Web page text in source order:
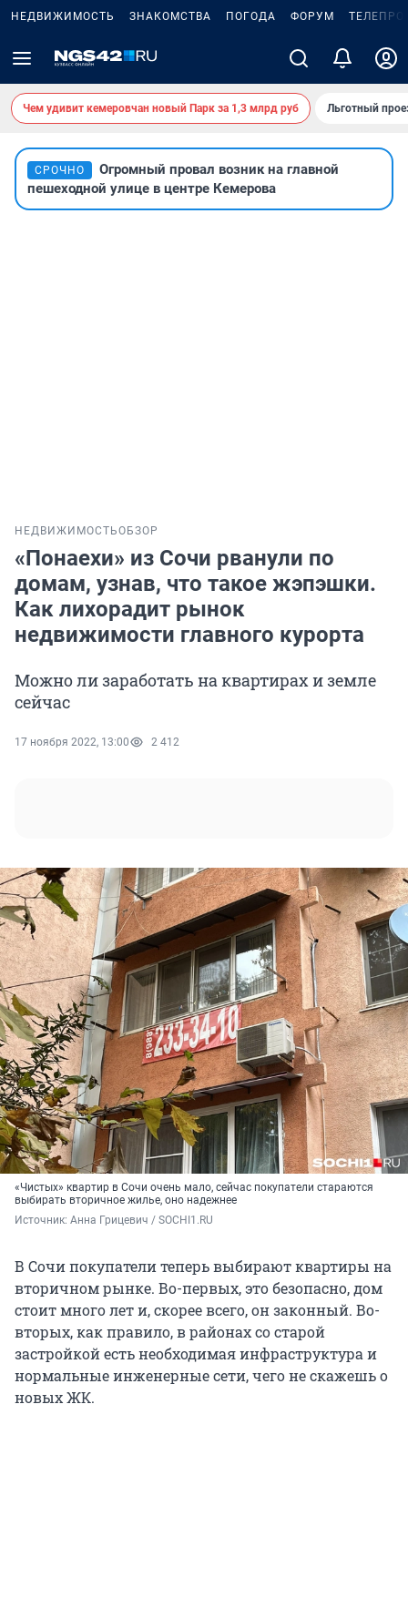
НЕДВИЖИМОСТЬ ЗНАКОМСТВА ПОГОДА ФОРУМ
Чем удивит кемеровчан новый Парк за 1,3 млрд руб Льготный
СРОЧНО
Огромный провал возник на главной
пешеходной улице в центре Кемерова
НЕДВИЖИМОСТЬОБЗОР
«Понаехи» из Сочи рванули по
домам, узнав, что такое жэпэшки.
Как лихорадит рынок
недвижимости главного курорта
Можно ли заработать на квартирах и земле
сейчас
17 ноября 2022, 13:00 2 412
«Чистых» квартир в Сочи очень мало, сейчас покупатели стараются
выбирать вторичное жилье, оно надежнее
Источник: Анна Грицевич / SOCHI1.RU
В Сочи покупатели теперь выбирают квартиры на
вторичном рынке. Во-первых, это безопасно, дом
стоит много лет и, скорее всего, он законный. Во-
вторых, как правило, в районах со старой
застройкой есть необходимая инфраструктура и
нормальные инженерные сети, чего не скажешь о
новых ЖК.